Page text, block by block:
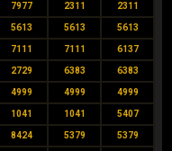
7977 2311 2311
5613 5613 5613
7111 7111 6137
2729 6383 6383
4999 4999 4999
1041 1041 5407
8424 5379 5379